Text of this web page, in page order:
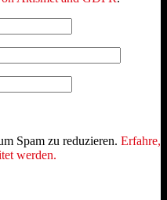
Spam zu reduzieren. Erfahre,
werden.